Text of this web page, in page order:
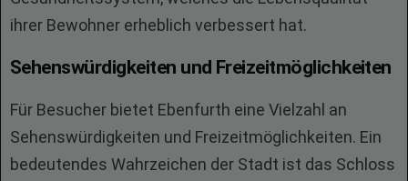
ihrer Bewohner erheblich verbessert hat.
Sehenswürdigkeiten und Freizeitmöglichkeiten
Für Besucher bietet Ebenfurth eine Vielzahl an
Sehenswürdigkeiten und Freizeitmöglichkeiten. Ein
bedeutendes Wahrzeichen der Stadt ist das Schloss